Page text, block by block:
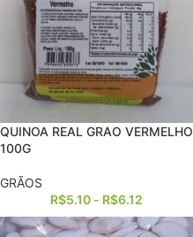
QUINOA REAL GRAO VERMELHO
100G
GRÃOS
R$5.10 - R$6.12